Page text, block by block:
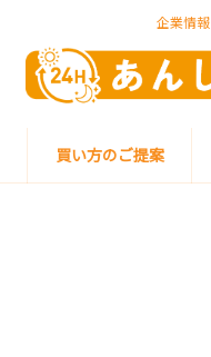
買い方のご提案
企業情報